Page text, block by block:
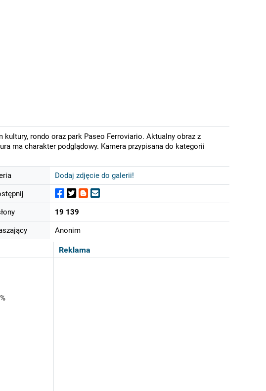
rondo oraz park Paseo Ferroviario. Aktualny obraz z
ma charakter podglądowy. Kamera przypisana do kategorii
Dodaj zdjęcie do galerii!
19 139
Anonim
Reklama